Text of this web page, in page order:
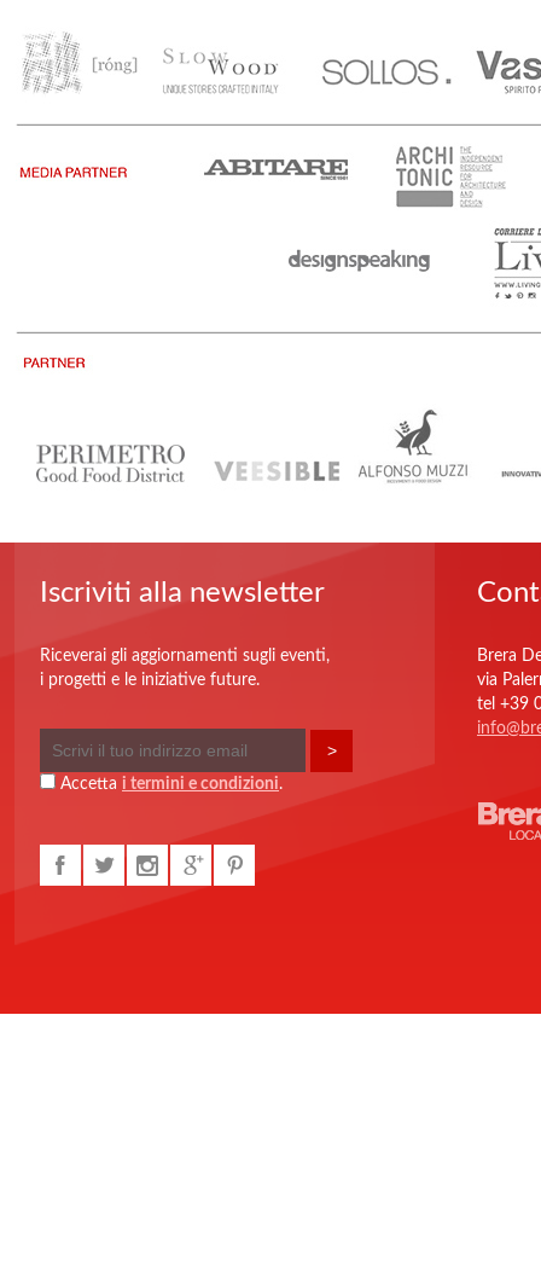
Iscriviti alla newsletter
Riceverai gli aggiornamenti sugli eventi,
i progetti e le iniziative future.
Accetta i termini e condizioni.
Brera
via
tel +39